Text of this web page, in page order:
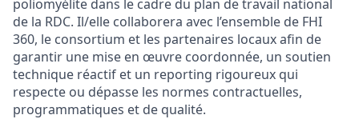
poliomyélite dans le cadre du plan de travail national
de la RDC. Il/elle collaborera avec l’ensemble de FHI
360, le consortium et les partenaires locauxafin de
garantir une mise en œuvre coordonnée, un soutien
technique réactif et un reporting rigoureux qui
respecte ou dépasse les normes contractuelles,
programmatiques et de qualité.